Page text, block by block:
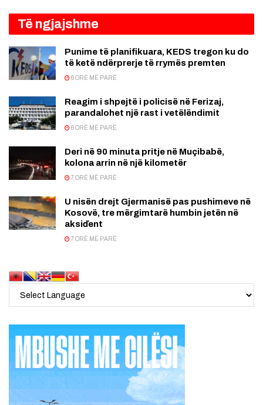
Të ngjajshme
Punime të planifikuara, KEDS tregon ku do
të ketë ndërprerje të rrymës premten
6 ORË MË PARË
Reagim i shpejtë i policisë në Ferizaj,
parandalohet një rast i vetëlëndimit
6 ORË MË PARË
Deri në 90 minuta pritje në Muçibabë,
kolona arrin në një kilometër
7 ORË MË PARË
U nisën drejt Gjermanisë pas pushimeve në
Kosovë, tre mërgimtarë humbin jetën në
aksiďent
7 ORË MË PARË